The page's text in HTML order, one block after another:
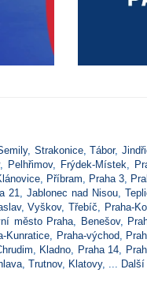
, Strakonice,Tábor,
, Pelhřimov, Frýdek-Místek
Příbram Praha 3
21 Jablonec nad Nisou,
,Vyškov, Třebíč Praha-
město Praha Benešov,
Kunratice, Praha-východ
Kladno Praha 14
Trutnov, Klatovy, ...